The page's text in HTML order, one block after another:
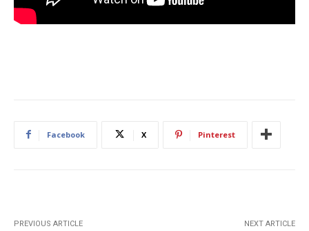
Facebook X Pinterest
PREVIOUS ARTICLE NEXT ARTICLE